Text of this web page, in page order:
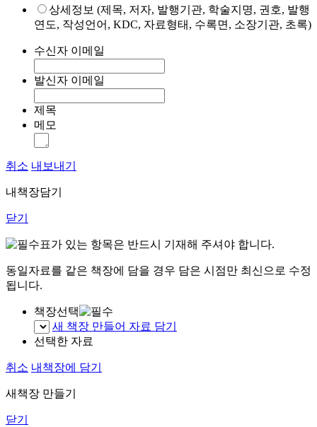
상세정보 (제목, 저자, 발행기관, 학술지명, 권호, 발행
연도, 작성언어, KDC, 자료형태, 수록면, 소장기관, 초록)
수신자 이메일
발신자 이메일
제목
메모
취소 내보내기
내책장담기
닫기
표가 있는 항목은 반드시 기재해 주셔야 합니다.
동일자료를 같은 책장에 담을 경우 담은 시점만 최신으로 수정
됩니다.
책장선택
새 책장 만들어 자료 담기
선택한 자료
취소 내책장에 담기
새책장 만들기
닫기